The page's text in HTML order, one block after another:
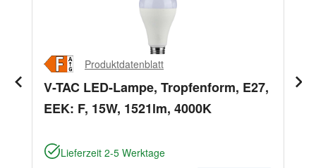
Produktdatenblatt
V-TAC LED-Lampe, Tropfenform, E27,
EEK: F, 15W, 1521lm, 4000K
Lieferzeit 2-5 Werktage